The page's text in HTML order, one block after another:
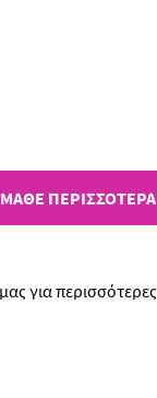
ΜΑΘΕ ΠΕΡΙΣΣΟΤΕΡΑ